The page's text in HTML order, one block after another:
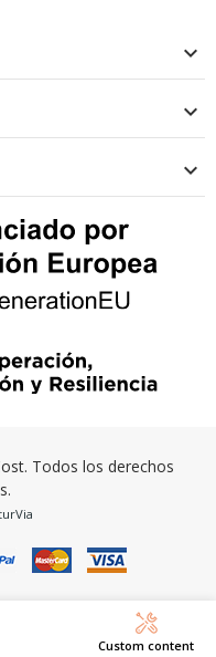
Custom content



Todos los derechos